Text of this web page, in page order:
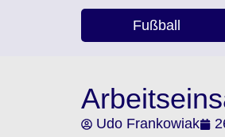
Fußball
Udo Frankowiak